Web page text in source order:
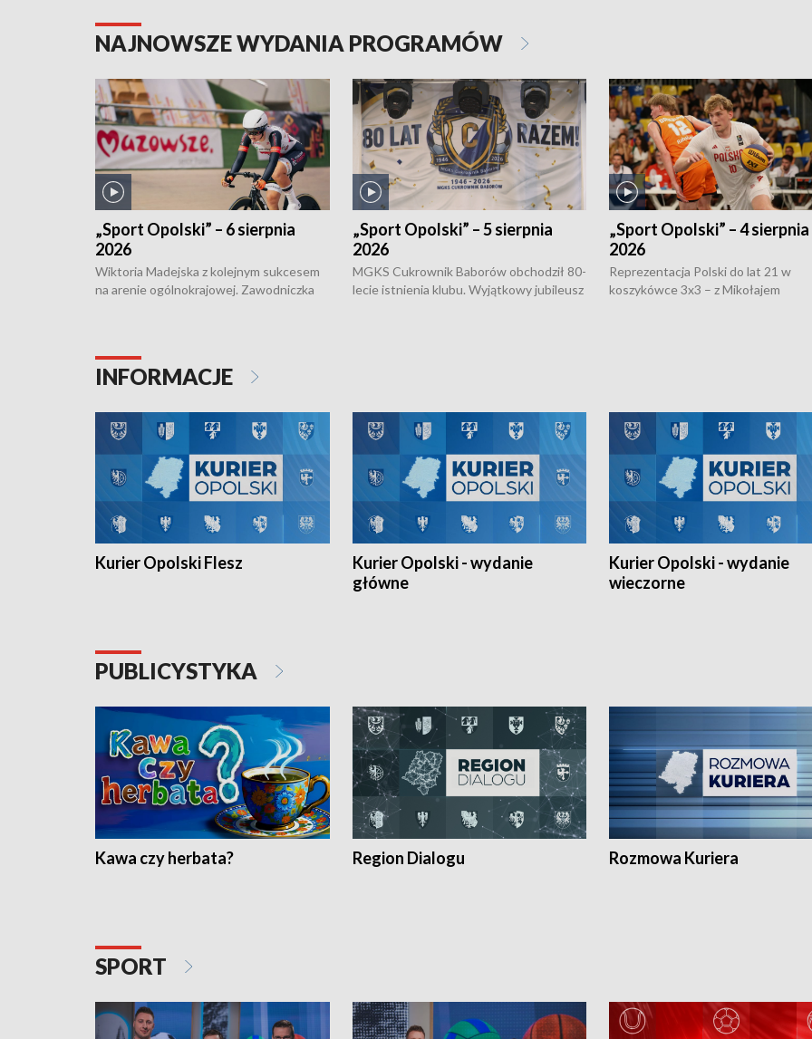
NAJNOWSZE WYDANIA PROGRAMÓW
„Sport Opolski” – 6 sierpnia
2026
Wiktoria Madejska z kolejnym sukcesem
na arenie ogólnokrajowej. Zawodniczka
torowym.
„Sport Opolski” – 5 sierpnia
2026
MGKS Cukrownik Baborów obchodził 80-
lecie istnienia klubu. Wyjątkowy jubileusz
„Sport Opolski” – 4 sierpnia
2026
Reprezentacja Polski do lat 21 w
koszykówce 3x3 – z Mikołajem
INFORMACJE
Kurier Opolski Flesz
Kurier Opolski - wydanie
główne
Kurier Opolski - wydanie
wieczorne
PUBLICYSTYKA
Kawa czy herbata? Region Dialogu Rozmowa Kuriera
SPORT